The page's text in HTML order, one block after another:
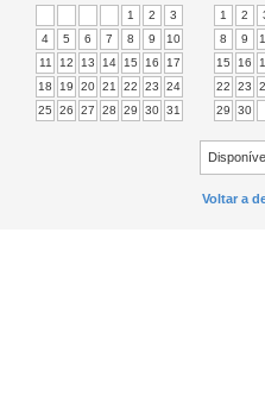
1
2
3
4
5 6 7 8 9
10
11
12 13 14 15 16
17
18
19 20 21 22 23
24
25
26 27 28 29 30 31
1
2
8
9
15
16
22
23
29
30
Voltar a